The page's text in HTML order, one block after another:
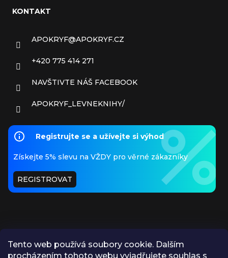
Tento web používá soubory cookie. Dalším
procházením tohoto webu vyjadřujete souhlas s
KONTAKT
APOKRYF@APOKRYF.CZ
+420 775 414 271
NAVŠTIVTE NÁŠ FACEBOOK
APOKRYF_LEVNEKNIHY/
Registrujte se a užívejte si výhod
Získejte 5% slevu na VŽDY pro věrné zákazníky
REGISTROVAT